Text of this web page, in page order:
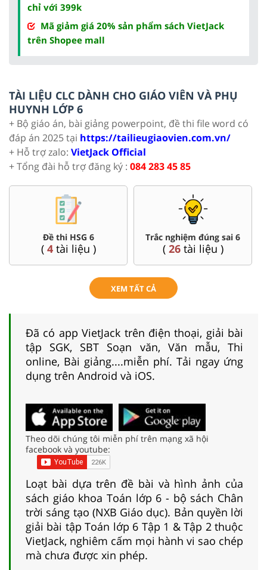
chỉ với 399k
Mã giảm giá 20% sản phẩm sách VietJack
trên Shopee mall
TÀI LIỆU CLC DÀNH CHO GIÁO VIÊN VÀ PHỤ
HUYNH LỚP 6
+ Bộ giáo án, bài giảng powerpoint, đề thi file word có
đáp án 2025 tại https://tailieugiaovien.com.vn/
+ Hỗ trợ zalo: VietJack Official
+ Tổng đài hỗ trợ đăng ký : 084 283 45 85
Đề thi HSG 6
( 4tài liệu )
Trắc nghiệm đúng sai 6
( 26tài liệu )
XEM TẤT CẢ
Đã có app VietJack trên điện thoại, giải bài
tập SGK, SBT Soạn văn, Văn mẫu, Thi
online, Bài giảng....miễn phí. Tải ngay ứng
dụng trên Android và iOS.
Theo dõi chúng tôi miễn phí trên mạng xã hội
facebook và youtube:
Loạt bài dựa trên đề bài và hình ảnh của
sách giáo khoa Toán lớp 6 - bộ sách Chân
trời sáng tạo (NXB Giáo dục). Bản quyền lời
giải bài tập Toán lớp 6 Tập 1 & Tập 2 thuộc
VietJack, nghiêm cấm mọi hành vi sao chép
mà chưa được xin phép.